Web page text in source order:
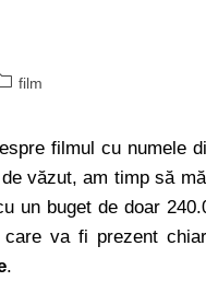
film
filmul cu numele
văzut, am timp să
un buget de doar
care va fi prezent
.